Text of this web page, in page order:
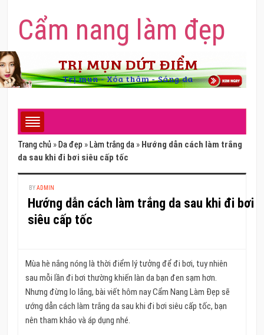
Cẩm nang làm đẹp
Trang chủ » Da đẹp » Làm trắng da » Hướng dẫn cách làm trắng
da sau khi đi bơi siêu cấp tốc
BYADMIN
Hướng dẫn cách làm trắng da sau khi đi bơi
siêu cấp tốc
Mùa hè nắng nóng là thời điểm lý tưởng để đi bơi, tuy nhiên
sau mỗi lần đi bơi thường khiến làn da bạn đen sạm hơn.
Nhưng đừng lo lắng, bài viết hôm nay Cẩm Nang Làm Đẹp sẽ
ướng dẫn cách làm trắng da sau khi đi bơi siêu cấp tốc, bạn
nên tham khảo và áp dụng nhé.